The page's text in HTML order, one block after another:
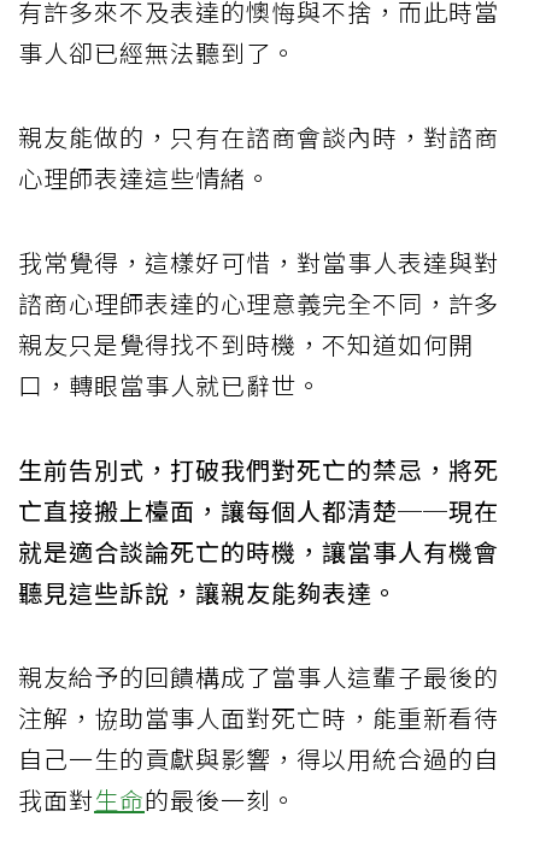
有許多來不及表達的懊悔與不捨，而此時當
事人卻已經無法聽到了。
親友能做的，只有在諮商會談內時，對諮商
心理師表達這些情緒。
我常覺得，這樣好可惜，對當事人表達與對
諮商心理師表達的心理意義完全不同，許多
親友只是覺得找不到時機，不知道如何開
口，轉眼當事人就已辭世。
生前告別式，打破我們對死亡的禁忌，將死
亡直接搬上檯面，讓每個人都清楚──現在
就是適合談論死亡的時機，讓當事人有機會
聽見這些訴說，讓親友能夠表達。
親友給予的回饋構成了當事人這輩子最後的
注解，協助當事人面對死亡時，能重新看待
自己一生的貢獻與影響，得以用統合過的自
我面對生命的最後一刻。